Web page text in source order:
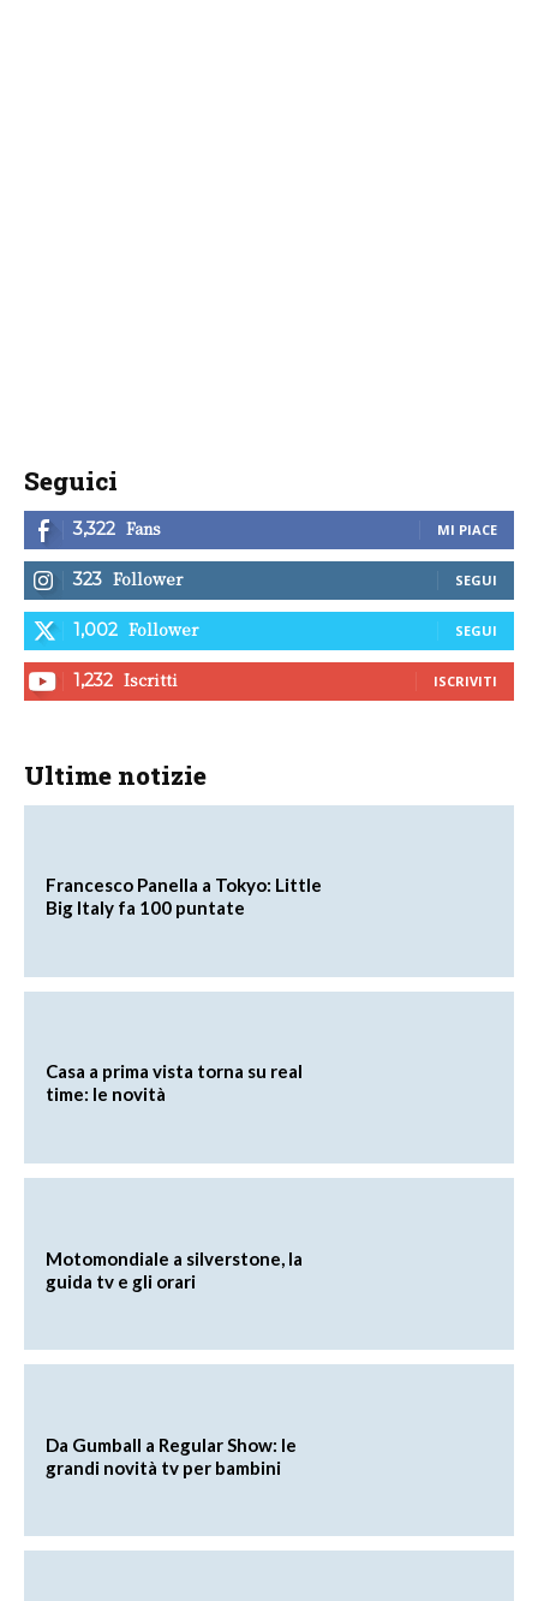
Seguici
3,322 Fans MI PIACE
323 Follower SEGUI
1,002 Follower SEGUI
1,232 Iscritti ISCRIVITI
Ultime notizie
Francesco Panella a Tokyo: Little
Big Italy fa 100 puntate
Casa a prima vista torna su real
time: le novità
Motomondiale a silverstone, la
guida tv e gli orari
Da Gumball a Regular Show: le
grandi novità tv per bambini